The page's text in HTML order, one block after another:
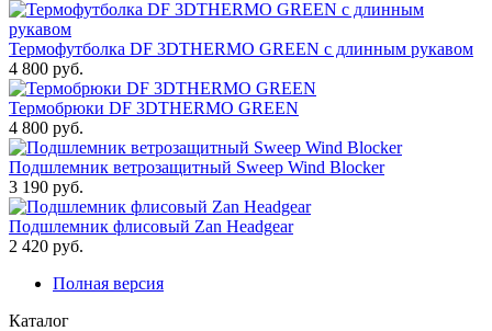
Термофутболка DF 3DTHERMO GREEN с длинным рукавом
4 800 руб.
Термобрюки DF 3DTHERMO GREEN
4 800 руб.
Подшлемник ветрозащитный Sweep Wind Blocker
3 190 руб.
Подшлемник флисовый Zan Headgear
2 420 руб.
Полная версия
Каталог